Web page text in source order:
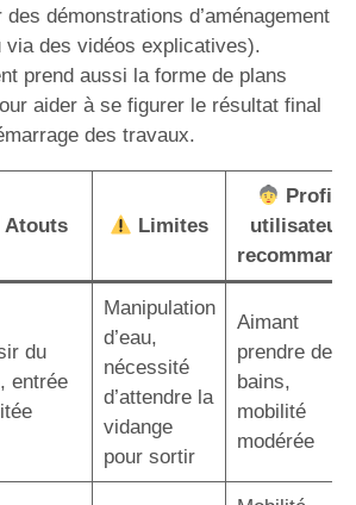
démonstrations d’aménagement
via des vidéos explicatives).
prend aussi la forme de plans
aider à se figurer le résultat final
des travaux.
Atouts Limites
Profil
utilisateur
du
entrée
Manipulation
d’eau,
nécessité
d’attendre la
vidange
pour sortir
Aimant
prendre des
bains,
mobilité
modérée